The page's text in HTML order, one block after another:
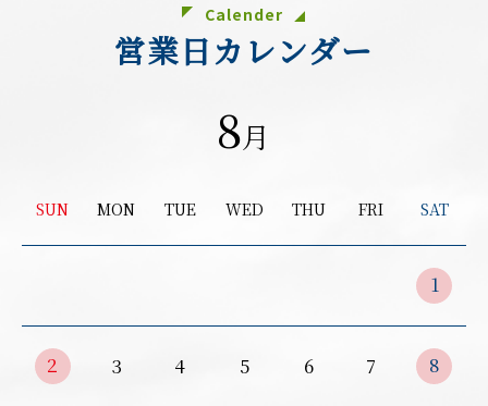
Calender
営業日カレンダー
8月
SUN MON TUE WED THU FRI SAT
1
2 3 4 5 6 7 8